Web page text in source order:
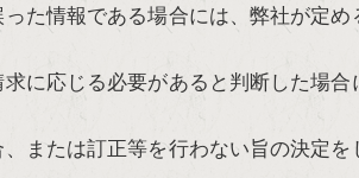
た情報である場合には、弊社が定
に応じる必要があると判断した場
または訂正等を行わない旨の決定